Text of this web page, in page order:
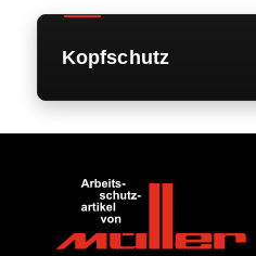
Kopfschutz